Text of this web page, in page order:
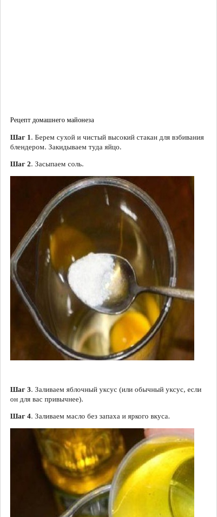
Рецепт домашнего майонеза
Шаг 1 . Берем сухой и чистый высокий стакан для взбивания
блендером. Закидываем туда яйцо.
Шаг 2. Засыпаем соль.
Шаг 3. Заливаем яблочный уксус (или обычный уксус, если
он для вас привычнее).
Шаг 4. Заливаем масло без запаха и яркого вкуса.